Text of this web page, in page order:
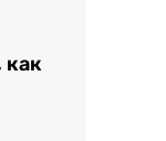
как